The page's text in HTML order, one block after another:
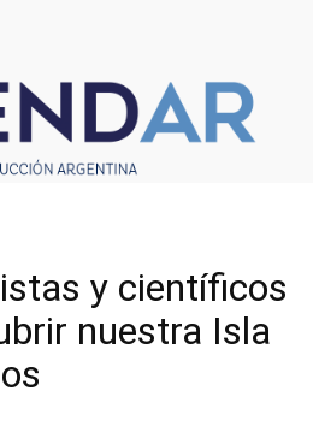
y científicos
nuestra Isla